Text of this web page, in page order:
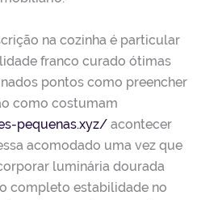
na cozinha é particular
franco curado ótimas
pontos como preencher
como costumam
pequenas.xyz/ acontecer
acomodado uma vez que
luminária dourada
completo estabilidade no